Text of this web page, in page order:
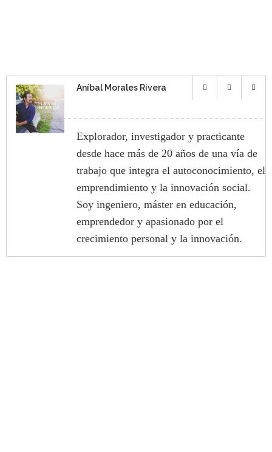
Aníbal Morales Rivera
Explorador, investigador y practicante
desde hace más de 20 años de una vía de
trabajo que integra el autoconocimiento, el
emprendimiento y la innovación social.
Soy ingeniero, máster en educación,
emprendedor y apasionado por el
crecimiento personal y la innovación.